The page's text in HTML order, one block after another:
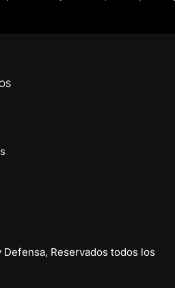
Defensa, Reservados todos los